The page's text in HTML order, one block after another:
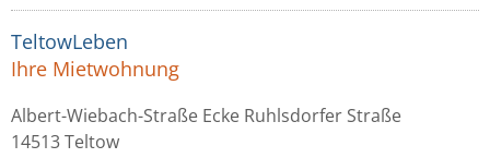
TeltowLeben
Ihre Mietwohnung
Albert-Wiebach-Straße Ecke Ruhlsdorfer Straße
14513 Teltow